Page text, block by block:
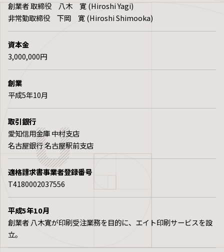
創業者 取締役 八木 寛 (Hiroshi Yagi)
非常勤取締役 下岡 寛 (Hiroshi Shimooka)
資本金
3,000,000円
創業
平成5年10月
取引銀行
愛知信用金庫 中村支店
名古屋銀行 名古屋駅前支店
適格請求書事業者登録番号
T4180002037556
平成5年10月
創業者 八木寛が印刷受注業務を目的に、エイト印刷サービスを設
立。